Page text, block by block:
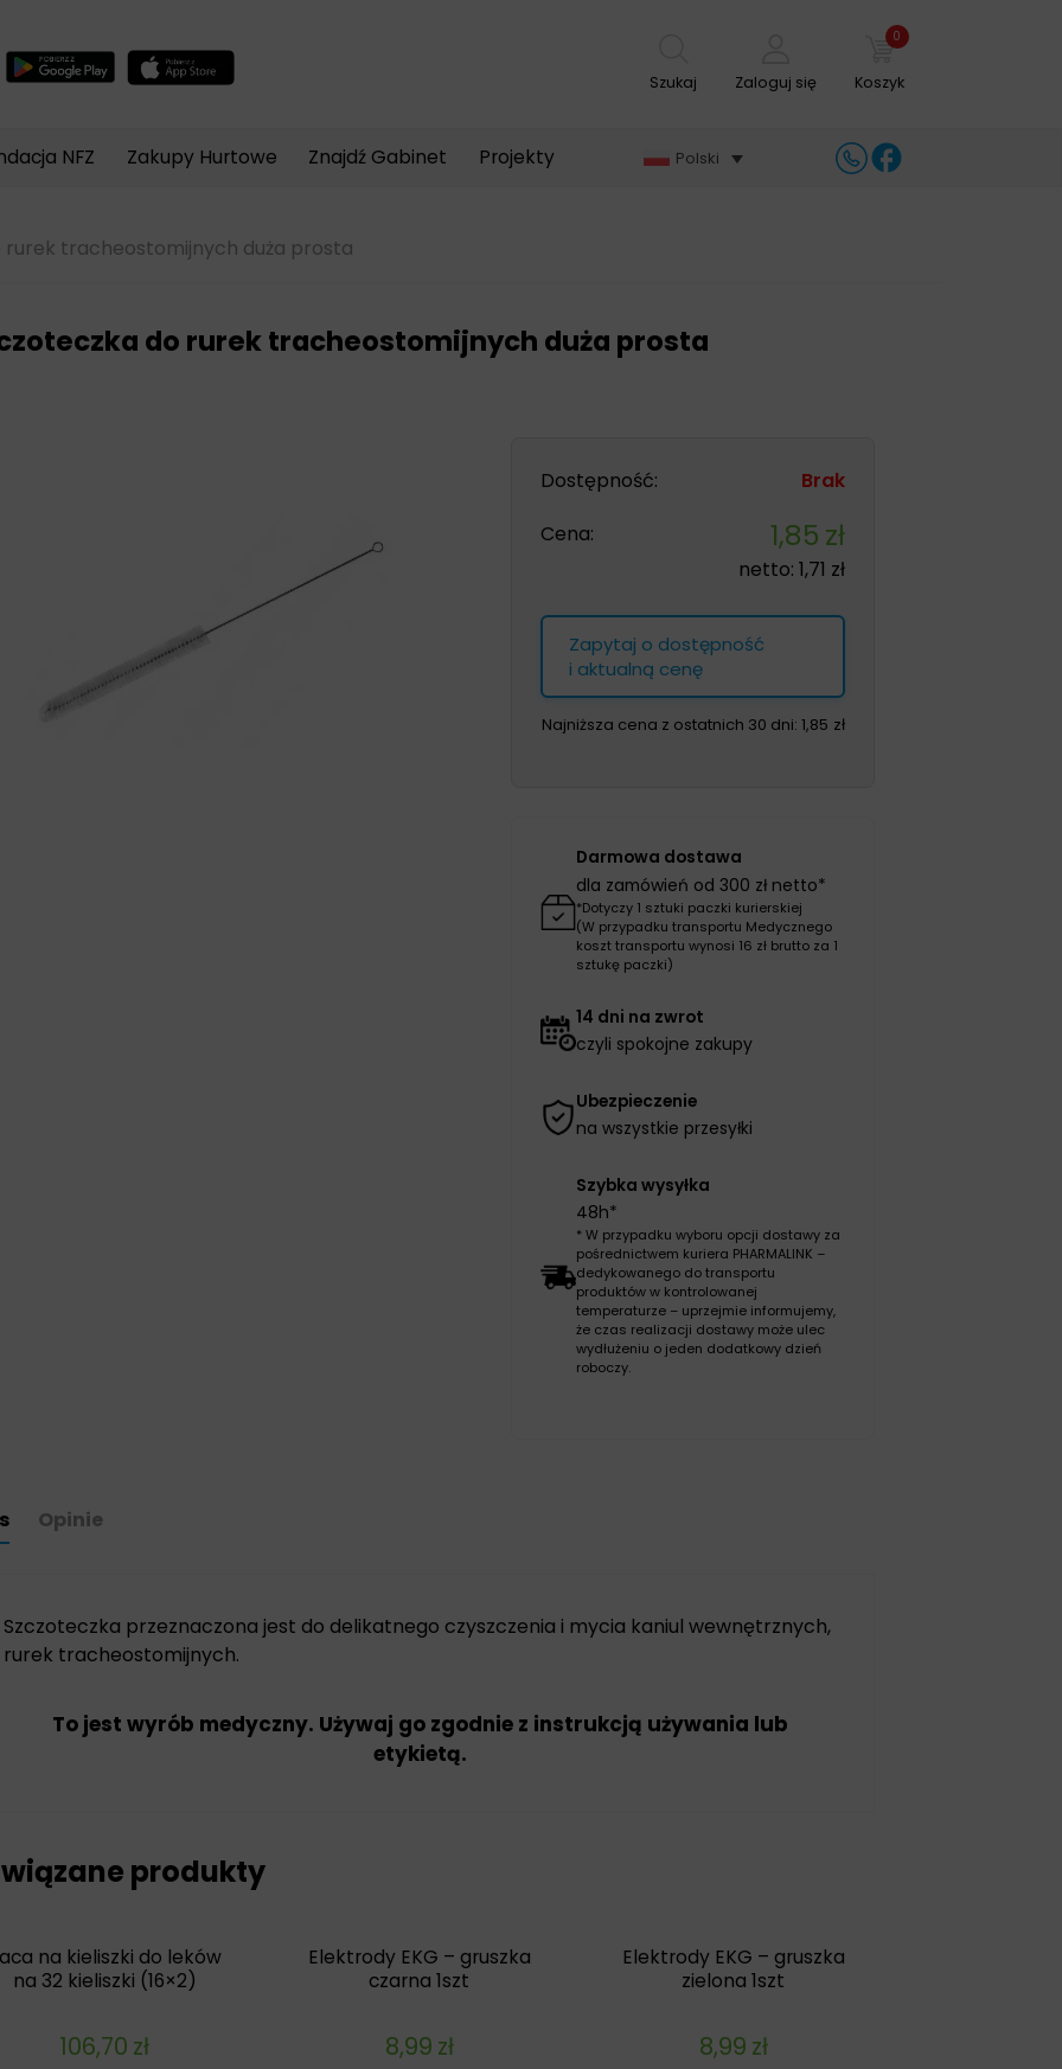
Szukaj Zaloguj się
0
Koszyk
NFZ Zakupy Hurtowe Znajdź Gabinet Projekty Polski
tracheostomijnych duża prosta
do rurek tracheostomijnych duża prosta
Dostępność:
Brak
Cena:
1,85 zł
netto:1,71 zł
Zapytaj o dostępność
i aktualną cenę
Najniższa cena z ostatnich 30 dni:1,85 zł
Darmowa dostawa
dla zamówień od 300 zł netto*
*Dotyczy 1 sztuki paczki kurierskiej
(W przypadku transportu Medycznego
koszt transportu wynosi 16 zł brutto za 1
sztukę paczki)
14 dni na zwrot
czyli spokojne zakupy
Ubezpieczenie
na wszystkie przesyłki
Szybka wysyłka
48h*
* W przypadku wyboru opcji dostawy za
pośrednictwem kuriera PHARMALINK –
dedykowanego do transportu
produktów w kontrolowanej
temperaturze – uprzejmie informujemy,
że czas realizacji dostawy może ulec
wydłużeniu o jeden dodatkowy dzień
roboczy.
Opinie
Szczoteczka przeznaczona jest do delikatnego czyszczenia i mycia kaniul wewnętrznych,
rurek tracheostomijnych.
To jest wyrób medyczny. Używaj go zgodnie z instrukcją używania lub
etykietą.
produkty
na kieliszki do leków
na 32 kieliszki (16×2)
106,70 zł
Elektrody EKG – gruszka
czarna 1szt
8,99 zł
Elektrody EKG – gruszka
zielona 1szt
8,99 zł